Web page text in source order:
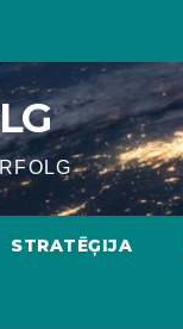
STRATĒĢIJA